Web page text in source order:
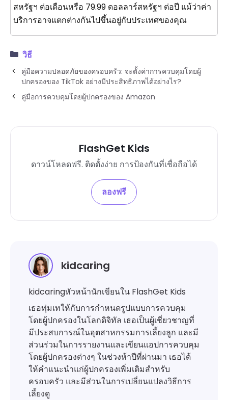
สหรัฐฯ ต่อเดือนหรือ 79.99 ดอลลาร์สหรัฐฯ ต่อปี แม้ว่าค่า
บริการอาจแตกต่างกันไปขึ้นอยู่กับประเทศของคุณ
วิธี
คู่มือความปลอดภัยของครอบครัว: จะตั้งค่าการควบคุมโดยผู้
ปกครองของ TikTok อย่างมีประสิทธิภาพได้อย่างไร?
คู่มือการควบคุมโดยผู้ปกครองของ Amazon
FlashGet Kids
ดาวน์โหลดฟรี. ติดตั้งง่าย การป้องกันที่เชื่อถือได้
ลองฟรี
kidcaring
kidcaringหัวหน้านักเขียนใน FlashGet Kids
เธอทุ่มเทให้กับการกำหนดรูปแบบการควบคุม
โดยผู้ปกครองในโลกดิจิทัล เธอเป็นผู้เชี่ยวชาญที่
มีประสบการณ์ในอุตสาหกรรมการเลี้ยงลูก และมี
ส่วนร่วมในการรายงานและเขียนแอปการควบคุม
โดยผู้ปกครองต่างๆ ในช่วงห้าปีที่ผ่านมา เธอได้
ให้คำแนะนำแก่ผู้ปกครองเพิ่มเติมสำหรับ
ครอบครัว และมีส่วนในการเปลี่ยนแปลงวิธีการ
เลี้ยงดู